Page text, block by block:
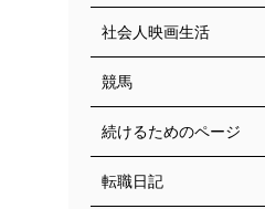
社会人映画生活
競馬
続けるためのページ
転職日記